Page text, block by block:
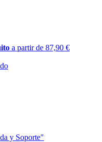
a partir de 87,90 €
y Soporte"